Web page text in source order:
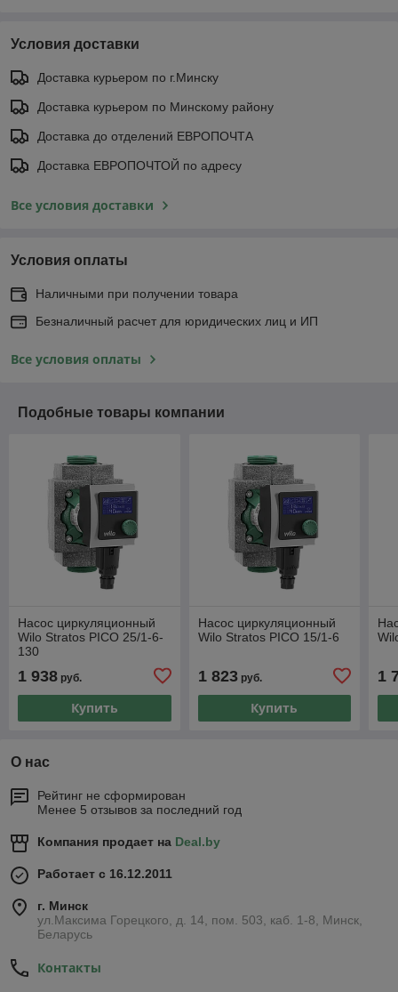
Условия доставки
Доставка курьером по г.Минску
Доставка курьером по Минскому району
Доставка до отделений ЕВРОПОЧТА
Доставка ЕВРОПОЧТОЙ по адресу
Все условия доставки
Условия оплаты
Наличными при получении товара
Безналичный расчет для юридических лиц и ИП
Все условия оплаты
Подобные товары компании
Насос циркуляционный
Wilo Stratos PICO 25/1-6-
130
1 938 руб.
Купить
Насос циркуляционный
Wilo Stratos PICO 15/1-6
1 823руб.
Купить
1
О нас
Рейтинг не сформирован
Менее 5 отзывов за последний год
Компания продает на Deal.by
Работает с 16.12.2011
г. Минск
ул.Максима Горецкого, д. 14, пом. 503, каб. 1-8, Минск,
Беларусь
Контакты